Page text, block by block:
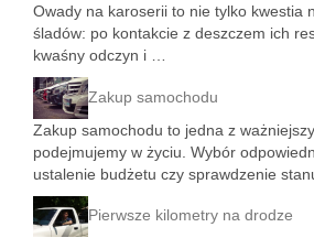
Owady na karoserii to nie tylko kwestia
śladów: po kontakcie z deszczem ich
kwaśny odczyn i …
Zakup samochodu
Zakup samochodu to jedna z
podejmujemy w życiu. Wybór
ustalenie budżetu czy sprawdzenie
Pierwsze kilometry na drodze